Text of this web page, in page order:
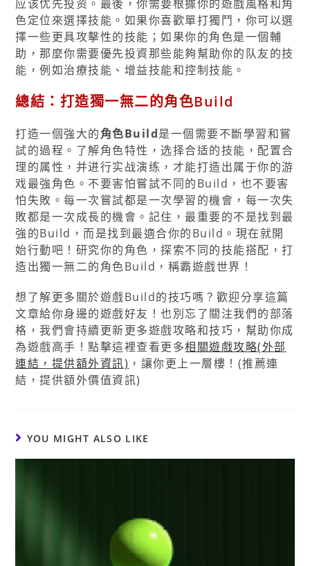
应该优先投资。最後，你需要根據你的遊戲風格和角
色定位來選擇技能。如果你喜歡單打獨鬥，你可以選
擇一些更具攻擊性的技能；如果你的角色是一個輔
助，那麼你需要優先投資那些能夠幫助你的队友的技
能，例如治療技能、增益技能和控制技能。
總結：打造獨一無二的角色Build
打造一個強大的角色Build是一個需要不斷學習和嘗
試的過程。了解角色特性，选择合适的技能，配置合
理的属性，并进行实战演练，才能打造出属于你的游
戏最強角色。不要害怕嘗試不同的Build，也不要害
怕失敗。每一次嘗試都是一次學習的機會，每一次失
敗都是一次成長的機會。記住，最重要的不是找到最
強的Build，而是找到最適合你的Build。現在就開
始行動吧！研究你的角色，探索不同的技能搭配，打
造出獨一無二的角色Build，稱霸遊戲世界！
想了解更多關於遊戲Build的技巧嗎？歡迎分享這篇
文章給你身邊的遊戲好友！也別忘了關注我們的部落
格，我們會持續更新更多遊戲攻略和技巧，幫助你成
為遊戲高手！點擊這裡查看更多相關遊戲攻略(外部
連結，提供額外資訊) ，讓你更上一層樓！(推薦連
結，提供額外價值資訊)
YOU MIGHT ALSO LIKE